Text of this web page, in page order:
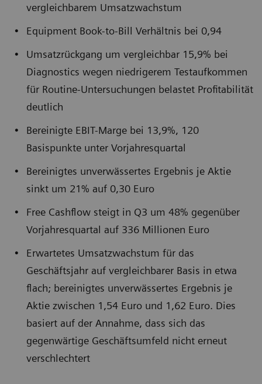
vergleichbarem Umsatzwachstum
Equipment Book-to-Bill Verhältnis bei 0,94
Umsatzrückgang um vergleichbar 15,9% bei
Diagnostics wegen niedrigerem Testaufkommen
für Routine-Untersuchungen belastet Profitabilität
deutlich
Bereinigte EBIT-Marge bei 13,9%, 120
Basispunkte unter Vorjahresquartal
Bereinigtes unverwässertes Ergebnis je Aktie
sinkt um 21% auf 0,30 Euro
Free Cashflow steigt in Q3 um 48% gegenüber
Vorjahresquartal auf 336 Millionen Euro
Erwartetes Umsatzwachstum für das
Geschäftsjahr auf vergleichbarer Basis in etwa
flach; bereinigtes unverwässertes Ergebnis je
Aktie zwischen 1,54 Euro und 1,62 Euro. Dies
basiert auf der Annahme, dass sich das
gegenwärtige Geschäftsumfeld nicht erneut
verschlechtert